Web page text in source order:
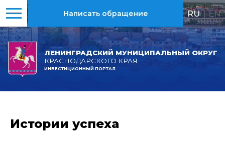
ЛЕНИНГРАДСКИЙ МУНИЦИПАЛЬНЫЙ ОКРУГ
КРАСНОДАРСКОГО КРАЯ
ИНВЕСТИЦИОННЫЙ ПОРТАЛ
Написать обращение RU | EN
Истории успеха